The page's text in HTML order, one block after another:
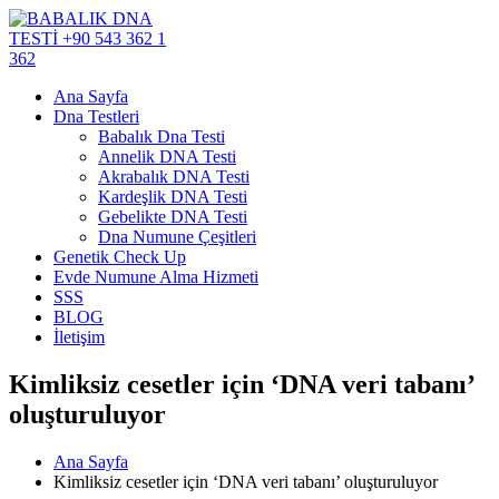
Ana Sayfa
Dna Testleri
Babalık Dna Testi
Annelik DNA Testi
Akrabalık DNA Testi
Kardeşlik DNA Testi
Gebelikte DNA Testi
Dna Numune Çeşitleri
Genetik Check Up
Evde Numune Alma Hizmeti
SSS
BLOG
İletişim
Kimliksiz cesetler için ‘DNA veri tabanı’
oluşturuluyor
Ana Sayfa
Kimliksiz cesetler için ‘DNA veri tabanı’ oluşturuluyor